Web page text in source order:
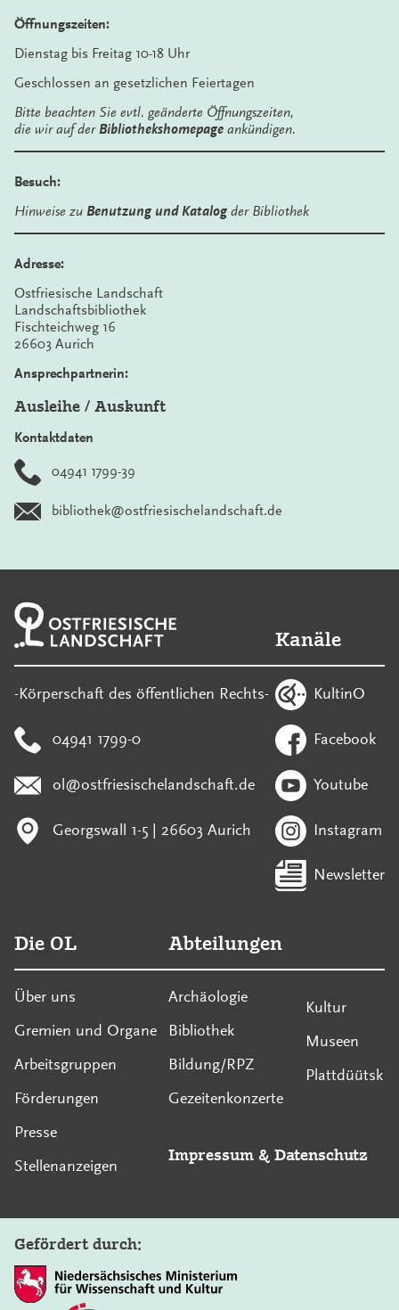
Öffnungszeiten:
Dienstag bis Freitag 10-18 Uhr
Geschlossen an gesetzlichen Feiertagen
Bitte beachten Sie evtl. geänderte Öffnungszeiten,
die wir auf der Bibliothekshomepage ankündigen.
Besuch:
Hinweise zu Benutzung und Katalog der Bibliothek
Adresse:
Ostfriesische Landschaft
Landschaftsbibliothek
Fischteichweg 16
26603 Aurich
Ansprechpartnerin:
Ausleihe / Auskunft
Kontaktdaten
04941 1799-39
bibliothek@ostfriesischelandschaft.de
-Körperschaft des öffentlichen Rechts-
04941 1799-0
ol@ostfriesischelandschaft.de
Georgswall 1-5 | 26603 Aurich
Kanäle
KultinO
Facebook
Youtube
Instagram
Newsletter
Die OL
Über uns
Gremien und Organe
Arbeitsgruppen
Förderungen
Presse
Stellenanzeigen
Abteilungen
Archäologie
Bibliothek
Bildung/RPZ
Gezeitenkonzerte
Kultur
Museen
Plattdüütsk
Impressum & Datenschutz
Gefördert durch: